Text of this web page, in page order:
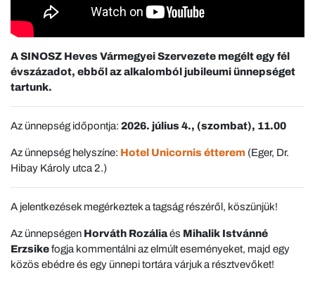
A SINOSZ Heves Vármegyei Szervezete megélt egy fél
évszázadot, ebből az alkalomból jubileumi ünnepséget
tartunk.
Az ünnepség időpontja: 2026. július 4., (szombat), 11.00
Az ünnepség helyszíne: Hotel Unicornis étterem (Eger, Dr.
Hibay Károly utca 2.)
A jelentkezések megérkeztek a tagság részéről, köszünjük!
Az ünnepségen Horváth Rozáliaés Mihalik Istvánné
Erzsikefogja kommentálni az elmúlt eseményeket, majd egy
közös ebédre és egy ünnepi tortára várjuk a résztvevőket!